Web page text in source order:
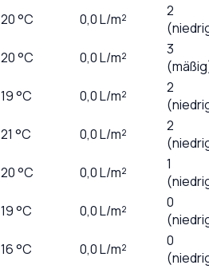
20°C 0,0L/m²
2
20°C 0,0L/m²
3
19°C 0,0L/m²
2
21 °C 0,0L/m²
2
20°C 0,0L/m²
1
19°C 0,0L/m²
0
16°C 0,0L/m²
0